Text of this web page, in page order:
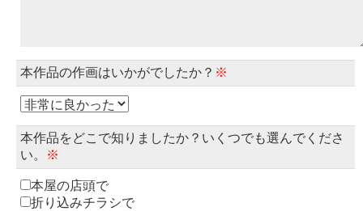
本作品の作画はいかがでしたか？ ※
本作品をどこで知りましたか？いくつでも選んでくださ
い。
※
本屋の店頭で
折り込みチラシで